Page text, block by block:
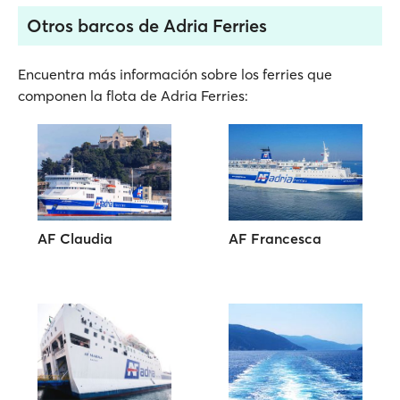
Otros barcos de Adria Ferries
Encuentra más información sobre los ferries que
componen la flota de Adria Ferries:
AF Claudia AF Francesca